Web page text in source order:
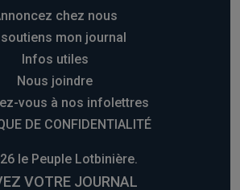
chez nous
mon journal
Infos utiles
Nous joindre
vous à nos infolettres
DE CONFIDENTIALITÉ
le Peuple Lotbinière.
VOTRE JOURNAL